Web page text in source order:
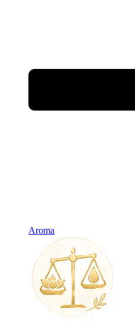
Aroma